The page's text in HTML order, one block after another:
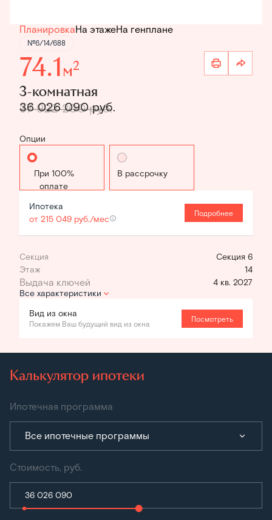
ПланировкаНа этажеНа генплане
№6/14/688
74.1м2
3-комнатная
37 922 200 руб.
36 026 090 руб.
Опции
Стандартная В рассрочку
Ипотека
от 215 049 руб./мес
Подробнее
Секция
Секция 6
Этаж
14
4 кв. 2027
Все характеристики
Вид из окна
Покажем Ваш будущий вид из окна
Посмотреть
Калькулятор ипотеки
Ипотечная программа
Все ипотечные программы
Стоимость, руб.